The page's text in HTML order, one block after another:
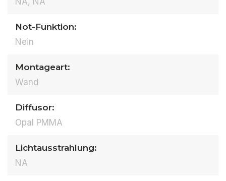
Not-Funktion:
Nein
Montageart:
Wand
Diffusor:
Opal PMMA
Lichtausstrahlung:
NA